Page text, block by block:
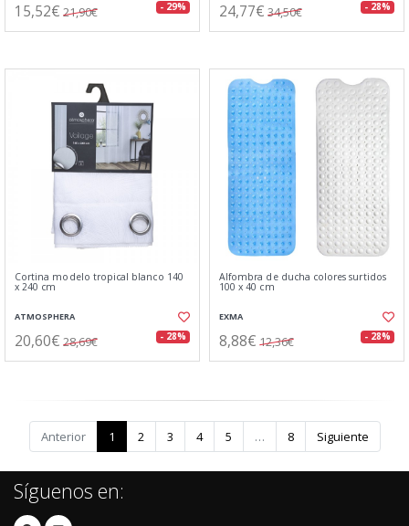
15,52€ 21,90€ - 29% 24,77€ 34,50€ - 28%
Cortina modelo tropical blanco 140
x 240 cm
ATMOSPHERA
20,60€ 28,69€ - 28%
Alfombra de ducha colores surtidos
100 x 40 cm
EXMA
8,88€ 12,36€ - 28%
Anterior 1 2 3 4 5 … 8 Siguiente
Síguenos en: